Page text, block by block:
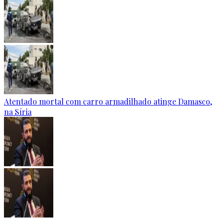
Atentado mortal com carro armadilhado atinge Damasco,
na Síria